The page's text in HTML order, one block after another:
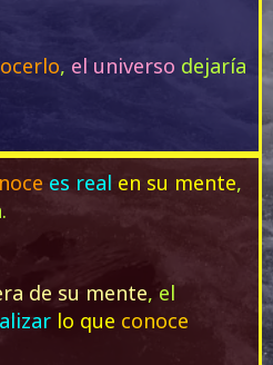
, el universo dejaría
es real en su mente,
de su mente, el
lo que conoce